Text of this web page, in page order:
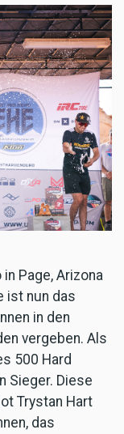
Page, Arizona
ist nun das
in den
vergeben. Als
500 Hard
Sieger. Diese
Trystan Hart
das